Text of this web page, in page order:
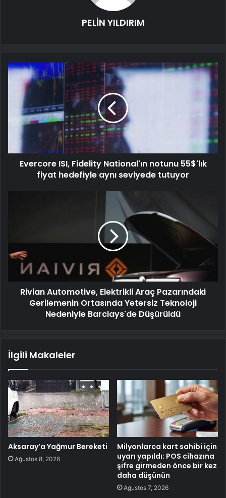
PELİN YILDIRIM
Evercore ISI, Fidelity National'ın notunu 55$'lık
fiyat hedefiyle aynı seviyede tutuyor
Rivian Automotive, Elektrikli Araç Pazarındaki
Gerilemenin Ortasında Yetersiz Teknoloji
Nedeniyle Barclays'de Düşürüldü
İlgili Makaleler
Aksaray’a Yağmur Bereketi
Ağustos 8, 2026
Milyonlarca kart sahibi için
uyarı yapıldı: POS cihazına
şifre girmeden önce bir kez
daha düşünün
Ağustos 7, 2026